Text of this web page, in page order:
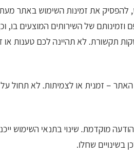
את זמינות השימוש באתר מעת
וזמינותם של השירותים המוצעים בו,
תקשורת. לא תהיינה לכם טענות
– זמנית או לצמיתות. לא תחול
בשינויים שחלו.